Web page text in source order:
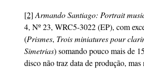
[2] Armando Santiago: Portrait
4, Nº 23, WRC5-3022 ‎(EP), com
(Prismes, Trois miniatures pour
Simetrias) somando pouco mais de
disco não traz data de produção, mas